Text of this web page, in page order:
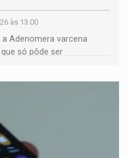
às 13:00
Adenomera varcena
só pôde ser